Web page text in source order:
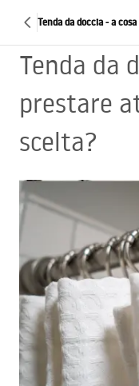
Tenda da doccia - a
Tenda da
prestare
scelta?